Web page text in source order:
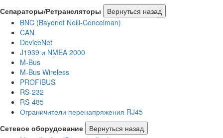
Сепараторы/Ретрансляторы
Вернуться назад
BNC (Bayonet Neill-Concelman)
CAN
DeviceNet
J1939 и NMEA 2000
M-Bus
M-Bus Wireless
PROFIBUS
RS-232
RS-485
Ограничители перенапряжения RJ45
Сетевое оборудование
Вернуться назад